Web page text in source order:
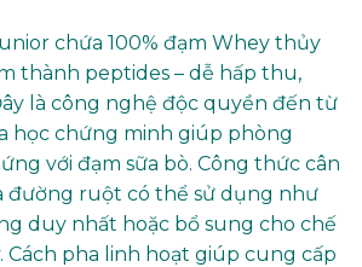
chứa 100% đạm Whey thủy
thành peptides – dễ hấp thu,
là công nghệ độc quyền đến từ
học chứng minh giúp phòng
với đạm sữa bò. Công thức cân
đường ruột có thể sử dụng như
duy nhất hoặc bổ sung cho chế
Cách pha linh hoạt giúp cung cấp